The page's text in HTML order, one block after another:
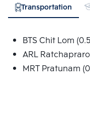
Transportation
BTS Chit Lom
ARL
MRT Pratunam